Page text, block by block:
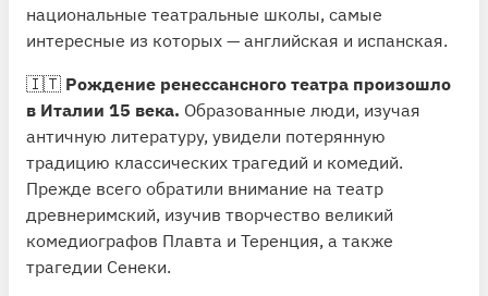
национальные театральные школы, самые
интересные из которых — английская и испанская.
🇮🇹 Рождение ренессансного театра произошло
в Италии 15 века. Образованные люди, изучая
античную литературу, увидели потерянную
традицию классических трагедий и комедий.
Прежде всего обратили внимание на театр
древнеримский, изучив творчество великий
комедиографов Плавта и Теренция, а также
трагедии Сенеки.